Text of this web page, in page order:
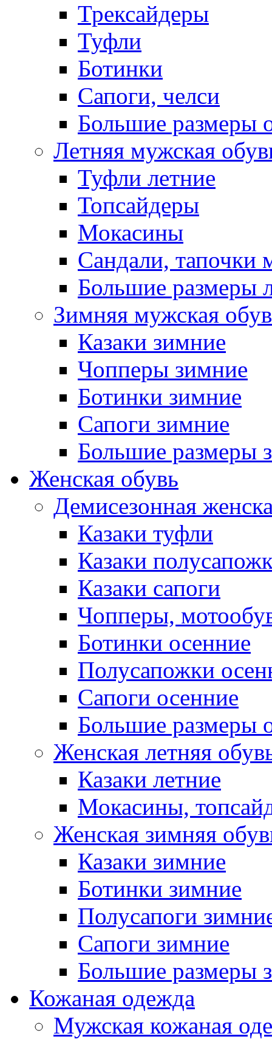
Трексайдеры
Туфли
Ботинки
Сапоги, челси
Большие размеры
Летняя мужская
Туфли летние
Топсайдеры
Мокасины
Сандали, тапочки
Большие размеры
Зимняя мужская
Казаки зимние
Чопперы зимние
Ботинки зимние
Сапоги зимние
Большие размеры
Женская обувь
Демисезонная
Казаки туфли
Казаки
Казаки сапоги
Чопперы,
Ботинки осенние
Полусапожки
Сапоги осенние
Большие размеры
Женская летняя
Казаки летние
Мокасины,
Женская зимняя
Казаки зимние
Ботинки зимние
Полусапоги
Сапоги зимние
Большие размеры
Кожаная одежда
Мужская кожаная